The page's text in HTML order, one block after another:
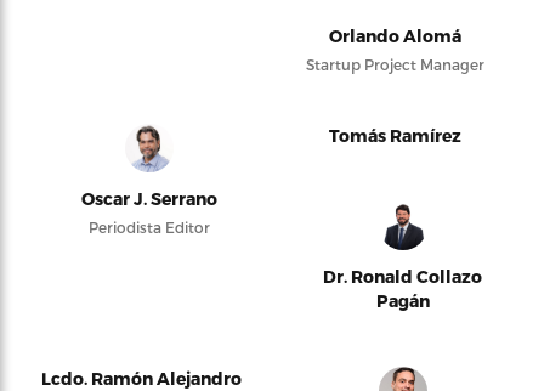
Orlando Alomá
Startup Project Manager
Oscar J. Serrano
Periodista Editor
Tomás Ramírez
Dr. Ronald Collazo
Pagán
Lcdo. Ramón Alejandro